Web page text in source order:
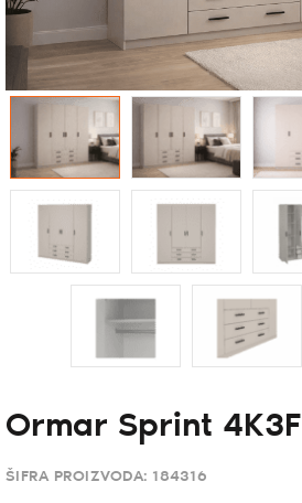
Ormar Sprint 4K3F
ŠIFRA PROIZVODA: 184316